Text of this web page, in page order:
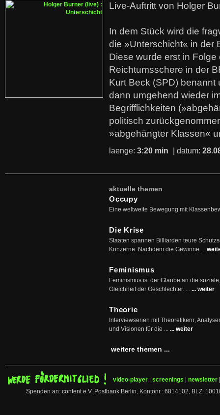
Live-Auftritt von Holger
In dem Stück wird die
die »Unterschicht« in der
Diese wurde erst in
Reichtumsschere in der
Kurt Beck (SPD)
dann umgehend wieder
Begrifflichkeiten
politisch
»abgehängter Klassen«
laenge: 3:20 min | datum:
aktuelle themen
Occupy
Eine weltweite Bewegung mit
Die Krise
Staaten spannen Billiarden teure
Konzerne. Nachdem die Gewinne ...
Feminismus
Feminismus ist der Glaube an die
Gleichheit der Geschlechter. ... ... weiter
Theorie
Interviewserien mit Theoretikern,
und Visionen für die ... ... weiter
weitere themen ...
video-player screenings newsletter
Spenden an: content e.V. Postbank Berlin, Kontonr.: 6814102, BLZ: